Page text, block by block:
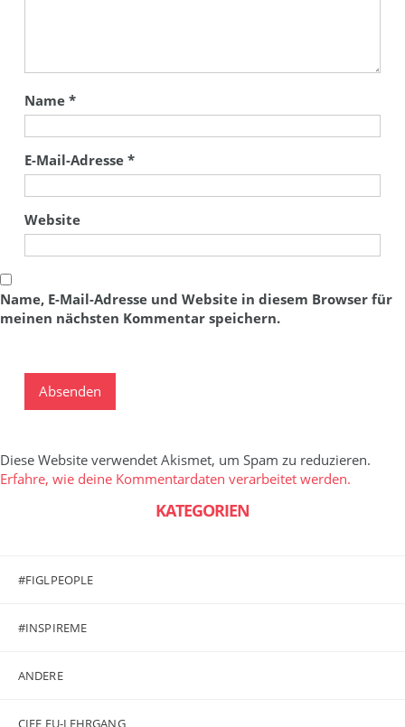
Name *
E-Mail-Adresse *
Website
Name, E-Mail-Adresse und Website in diesem Browser für
meinen nächsten Kommentar speichern.
Diese Website verwendet Akismet, um Spam zu reduzieren.
Erfahre, wie deine Kommentardaten verarbeitet werden.
KATEGORIEN
#FIGLPEOPLE
#INSPIREME
ANDERE
CIFE EU-LEHRGANG